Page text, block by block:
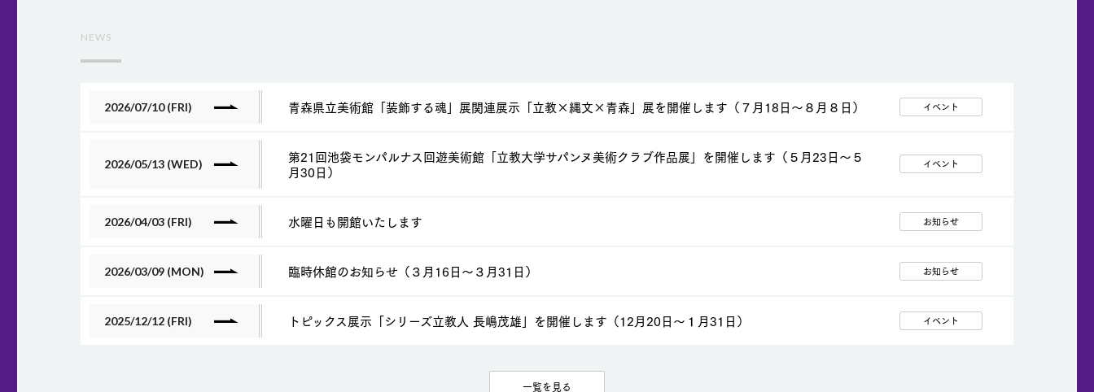
NEWS
2026/07/10 (FRI) 青森県立美術館「装飾する魂」展関連展示「立教×縄文×青森」展を開催します（７月18日～８月８日） イベント
2026/05/13 (WED) 第21回池袋モンパルナス回遊美術館「立教大学サパンヌ美術クラブ作品展」を開催します（５月23日～５
月30日） イベント
2026/04/03 (FRI) 水曜日も開館いたします お知らせ
2026/03/09 (MON) 臨時休館のお知らせ（３月16日～３月31日） お知らせ
2025/12/12 (FRI) トピックス展示「シリーズ立教人 長嶋茂雄」を開催します（12月20日～１月31日） イベント
一覧を見る